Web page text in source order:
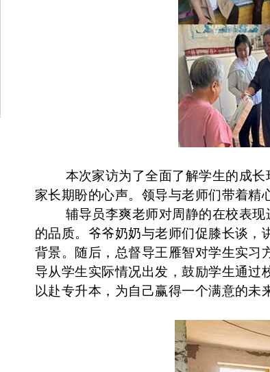
本次家访为了全面了解学生的成
家长期盼的心声。领导与老师们带着精
辅导员李爽老师对周静的在校表
的品质。爷爷奶奶与老师们促膝长谈
背景。随后，总督导王雁智对学生实习
导从学生实际情况出发，鼓励学生通过
以赴专升本，为自己赢得一个满意的未